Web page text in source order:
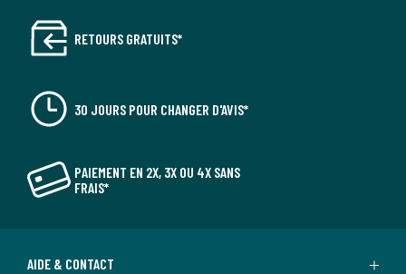
RETOURS GRATUITS*
30 JOURS POUR CHANGER D'AVIS*
PAIEMENT EN 2X, 3X OU 4X SANS
FRAIS*
AIDE & CONTACT